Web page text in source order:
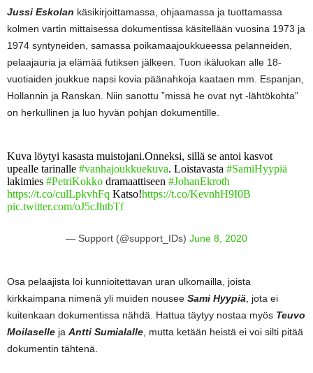
Jussi Eskolan käsikirjoittamassa, ohjaamassa ja tuottamassa
kolmen vartin mittaisessa dokumentissa käsitellään vuosina 1973 ja
1974 syntyneiden, samassa poikamaajoukkueessa pelanneiden,
pelaajauria ja elämää futiksen jälkeen. Tuon ikäluokan alle 18-
vuotiaiden joukkue napsi kovia päänahkoja kaataen mm. Espanjan,
Hollannin ja Ranskan. Niin sanottu ”missä he ovat nyt -lähtökohta”
on herkullinen ja luo hyvän pohjan dokumentille.
Kuva löytyi kasasta muistojani.Onneksi, sillä se antoi kasvot
upealle tarinalle #vanhajoukkuekuva. Loistavasta #SamiHyypiä
lakimies #PetriKokko dramaattiseen #JohanEkroth
https://t.co/culLpkvhFq Katso!https://t.co/KevnhH9I0B
pic.twitter.com/oJ5cJhtbTf
— Support (@support_IDs) June 8, 2020
Osa pelaajista loi kunnioitettavan uran ulkomailla, joista
kirkkaimpana nimenä yli muiden nousee Sami Hyypiä, jota ei
kuitenkaan dokumentissa nähdä. Hattua täytyy nostaa myös Teuvo
Moilaselle ja Antti Sumialalle, mutta ketään heistä ei voi silti pitää
dokumentin tähtenä.